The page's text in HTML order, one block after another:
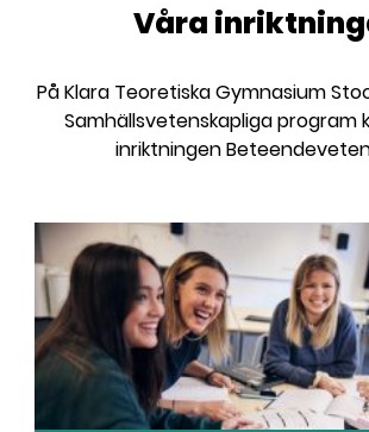
Våra
PåKlara Teoretiska Gymnasium
Samhällsvetenskapliga program
inriktningen